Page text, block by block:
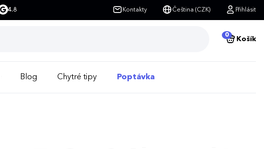
4.8 Kontakty Čeština (CZK) Přihlásit
0
Košík
Blog Chytré tipy Poptávka